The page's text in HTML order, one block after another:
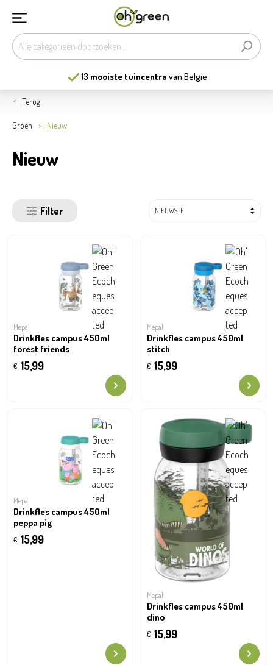
13 mooiste tuincentra van België
Terug
Groen Nieuw
Nieuw
Filter
Mepal
Drinkfles campus 450ml
forest friends
€ 15,99
Mepal
Drinkfles campus 450ml
stitch
€ 15,99
Mepal
Drinkfles campus 450ml
peppa pig
€ 15,99
Mepal
Drinkfles campus 450ml
dino
€ 15,99